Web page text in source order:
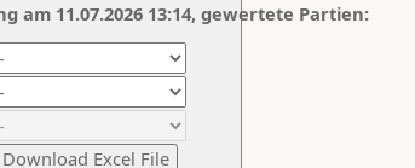
am 11.07.2026 13:14, gewertete Partien: